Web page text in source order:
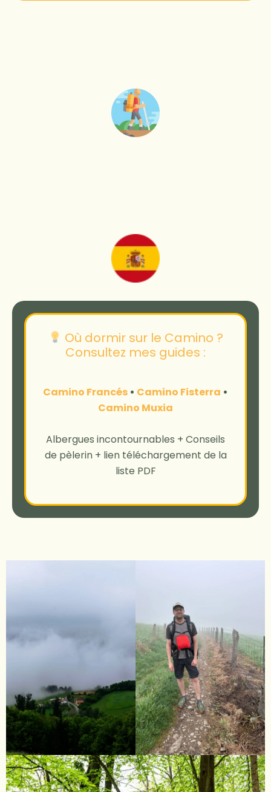
Où dormir sur le Camino ?
Consultez mes guides :
Camino Francés • Camino Fisterra •
Camino Muxia
Albergues incontournables + Conseils
de pèlerin + lien téléchargement de la
liste PDF